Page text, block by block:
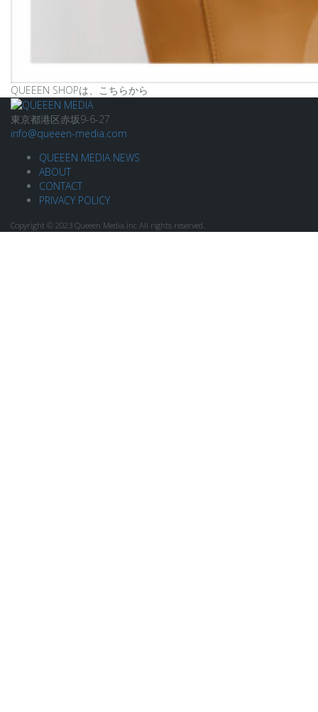
QUEEEN SHOPは、こちらから
東京都港区赤坂9-6-27
info@queeen-media.com
QUEEEN MEDIA NEWS
ABOUT
CONTACT
PRIVACY POLICY
Copyright © 2023 Queeen Media.inc All rights reserved.